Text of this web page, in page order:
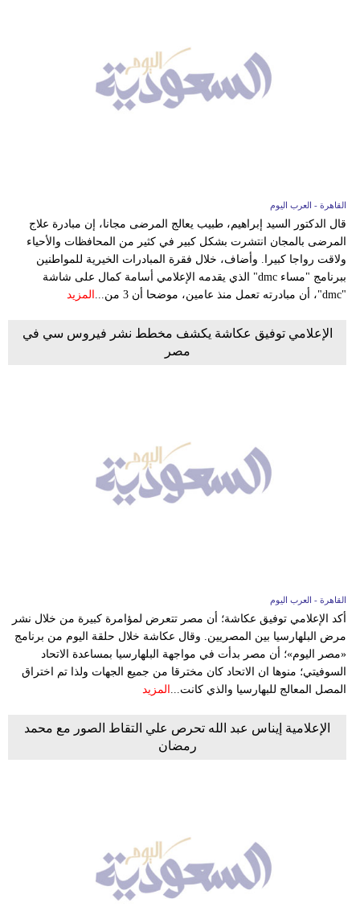
القاهرة - العرب اليوم
قال الدكتور السيد إبراهيم، طبيب يعالج المرضى مجانا، إن مبادرة علاج
المرضى بالمجان انتشرت بشكل كبير في كثير من المحافظات والأحياء
ولاقت رواجا كبيرا. وأضاف، خلال فقرة المبادرات الخيرية للمواطنين
ببرنامج "مساء dmc" الذي يقدمه الإعلامي أسامة كمال على شاشة
"dmc"، أن مبادرته تعمل منذ عامين، موضحا أن 3 من...
المزيد
الإعلامي توفيق عكاشة يكشف مخطط نشر فيروس سي في
مصر
القاهرة - العرب اليوم
أكد الإعلامي توفيق عكاشة؛ أن مصر تتعرض لمؤامرة كبيرة من خلال نشر
مرض البلهارسيا بين المصريين. وقال عكاشة خلال حلقة اليوم من برنامج
«مصر اليوم»؛ أن مصر بدأت في مواجهة البلهارسيا بمساعدة الاتحاد
السوفيتي؛ منوها ان الاتحاد كان مخترقا من جميع الجهات ولذا تم اختراق
المصل المعالج للبهارسيا والذي كانت... المزيد
الإعلامية إيناس عبد الله تحرص علي التقاط الصور مع محمد
رمضان